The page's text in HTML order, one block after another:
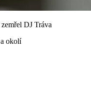
DJ Tráva
okolí